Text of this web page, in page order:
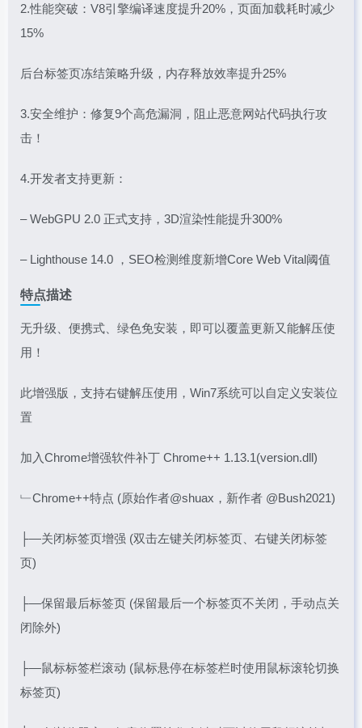
2.性能突破：V8引擎编译速度提升20%，页面加载耗时减少
15%
后台标签页冻结策略升级，内存释放效率提升25%
3.安全维护：修复9个高危漏洞，阻止恶意网站代码执行攻
击！
4.开发者支持更新：
– WebGPU 2.0 正式支持，3D渲染性能提升300%
– Lighthouse 14.0 ，SEO检测维度新增Core Web Vital阈值
特点描述
无升级、便携式、绿色免安装，即可以覆盖更新又能解压使
用！
此增强版，支持右键解压使用，Win7系统可以自定义安装位
置
加入Chrome增强软件补丁 Chrome++ 1.13.1(version.dll)
﹂Chrome++特点 (原始作者@shuax，新作者 @Bush2021)
├—关闭标签页增强 (双击左键关闭标签页、右键关闭标签
页)
├—保留最后标签页 (保留最后一个标签页不关闭，手动点关
闭除外)
├—鼠标标签栏滚动 (鼠标悬停在标签栏时使用鼠标滚轮切换
标签页)